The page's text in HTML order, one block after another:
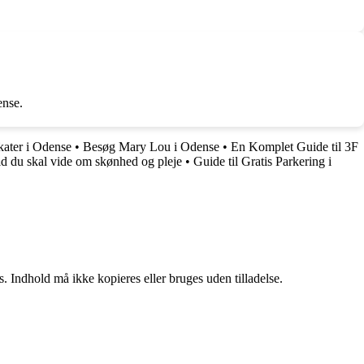
i Odense • Besøg Mary Lou i Odense • En Komplet Guide til 3F
du skal vide om skønhed og pleje • Guide til Gratis Parkering i
må ikke kopieres eller bruges uden tilladelse.